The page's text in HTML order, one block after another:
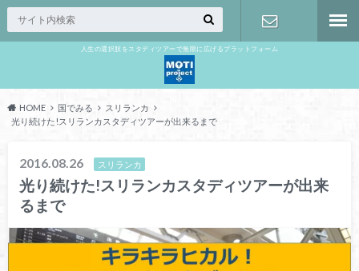
人生の選択肢をスタディツアーで無限に広げるプラットフォーム
HOME 国でみる
スリランカ
光り続けた!スリランカスタディツアーが出来るまで
2016.08.26 スリランカ
光り続けた!スリランカスタディツアーが出来
るまで